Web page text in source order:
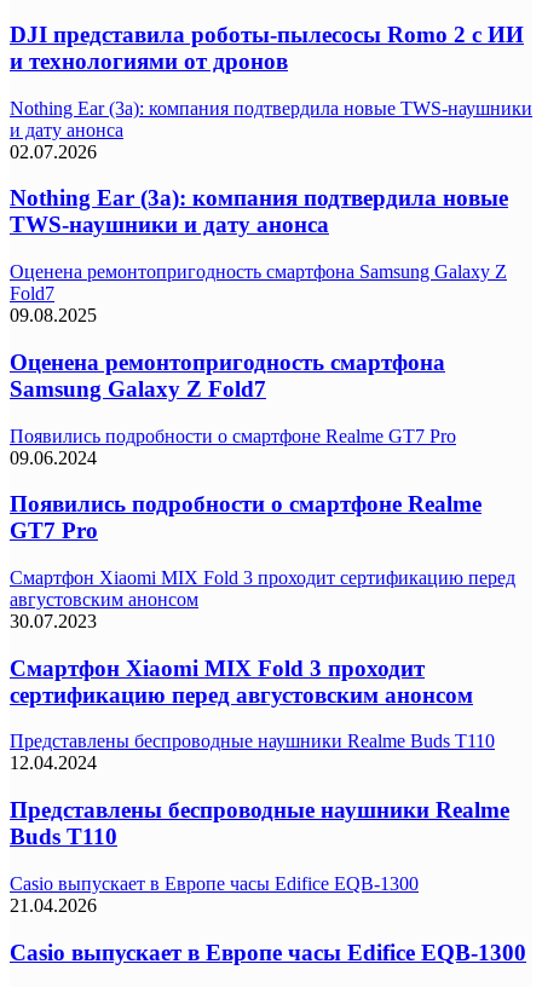
DJI представила роботы-пылесосы Romo 2 с ИИ
и технологиями от дронов
Nothing Ear (3a): компания подтвердила новые TWS-наушники
и дату анонса
02.07.2026
Nothing Ear (3a): компания подтвердила новые
TWS-наушники и дату анонса
Оценена ремонтопригодность смартфона Samsung Galaxy Z
Fold7
09.08.2025
Оценена ремонтопригодность смартфона
Samsung Galaxy Z Fold7
Появились подробности о смартфоне Realme GT7 Pro
09.06.2024
Появились подробности о смартфоне Realme
GT7 Pro
Смартфон Xiaomi MIX Fold 3 проходит сертификацию перед
августовским анонсом
30.07.2023
Смартфон Xiaomi MIX Fold 3 проходит
сертификацию перед августовским анонсом
Представлены беспроводные наушники Realme Buds T110
12.04.2024
Представлены беспроводные наушники Realme
Buds T110
Casio выпускает в Европе часы Edifice EQB-1300
21.04.2026
Casio выпускает в Европе часы Edifice EQB-1300